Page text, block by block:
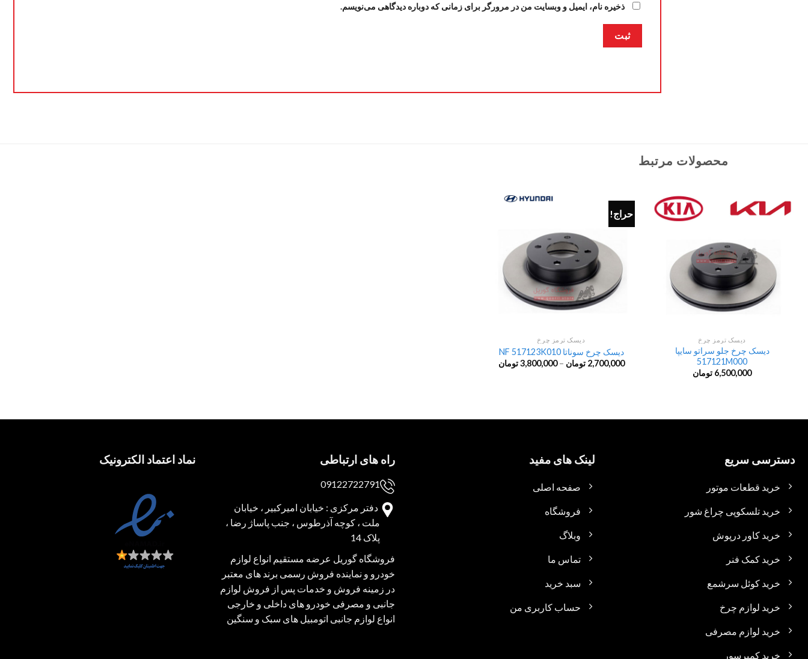
ذخیره نام، ایمیل و وبسایت من در مرورگر برای زمانی که دوباره دیدگاهی می‌نویسم.
محصولات مرتبط
دیسک ترمز چرخ
دیسک چرخ جلو سراتو سایپا
517121M000
6,500,000 تومان
حراج!
دیسک ترمز چرخ
دیسک چرخ سوناتا NF 517123K010
2,700,000 تومان –
3,800,000 تومان
دسترسی سریع
خرید قطعات موتور
خرید تلسکوپی چراغ شور
خرید کاور درپوش
خرید کمک فنر
خرید کوئل سرشمع
خرید لوازم چرخ
خرید لوازم مصرفی
خرید کمپرسور
لینک های مفید
صفحه اصلی
فروشگاه
وبلاگ
تماس ما
سبد خرید
حساب کاربری من
راه های ارتباطی
09122722791
دفتر مرکزی : خیابان امیرکبیر ، خیابان
ملت ، کوچه آذرطوس ، جنب پاساژ رضا ،
پلاک 14
فروشگاه گوریل عرضه مستقیم انواع لوازم
خودرو و نماینده فروش رسمی برند های معتبر
در زمینه فروش و خدمات پس از فروش لوازم
جانبی و مصرفی خودرو های داخلی و خارجی
انواع لوازم جانبی اتومبیل های سبک و سنگین
نماد اعتماد الکترونیک